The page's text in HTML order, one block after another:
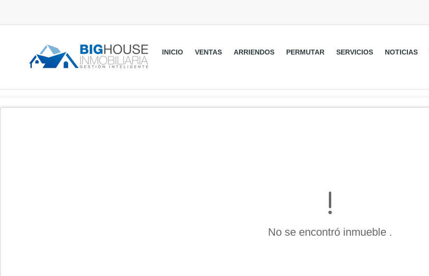
INICIO VENTAS ARRIENDOS PERMUTAR SERVICIOS NOTICIAS
No se encontró inmueble .